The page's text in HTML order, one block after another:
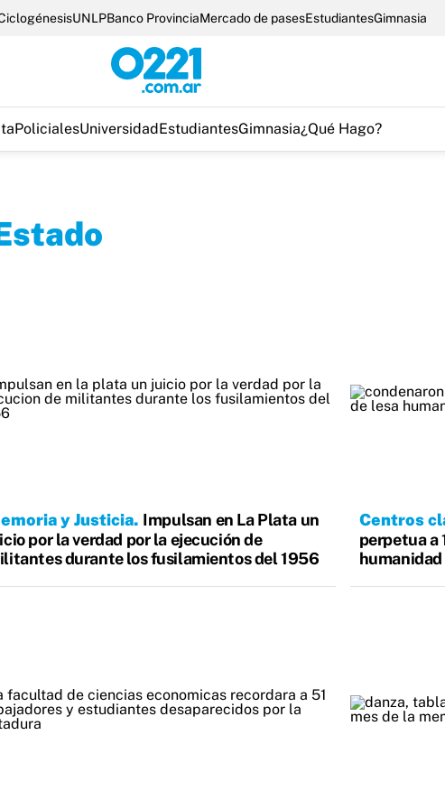
UNLPBanco ProvinciaMercado de pasesEstudiantesGimnasia
PolicialesUniversidadEstudiantesGimnasia¿Qué Hago?
y Justicia Impulsan en La Plata un
por la verdad por la ejecución de
durante los fusilamientos del 1956
Centros
perpetua a